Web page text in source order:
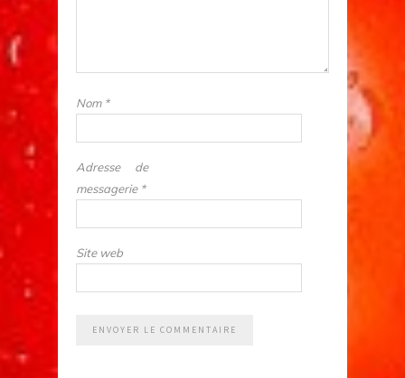
Nom *
Adresse de
messagerie *
Site web